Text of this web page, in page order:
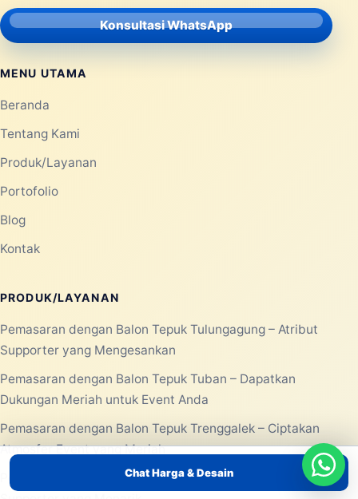
Chat Harga & Desain
Konsultasi WhatsApp
MENU UTAMA
Beranda
Tentang Kami
Produk/Layanan
Portofolio
Blog
Kontak
PRODUK/LAYANAN
Pemasaran dengan Balon Tepuk Tulungagung – Atribut
Supporter yang Mengesankan
Pemasaran dengan Balon Tepuk Tuban – Dapatkan
Dukungan Meriah untuk Event Anda
Pemasaran dengan Balon Tepuk Trenggalek – Ciptakan
Atmosfer Event yang Meriah
Pemasaran Dengan Balon Tepuk Surabaya – Atribut